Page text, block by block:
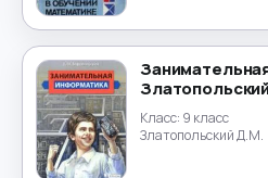
Маркетинг
Математика
Менеджмент
Музыка
Класс: 9 класс
Златопольский Д.М.